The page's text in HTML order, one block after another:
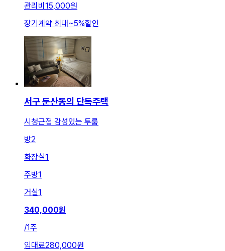
관리비 15,000원
장기계약 최대~5%할인
서구 둔산동의 단독주택
시청근접 감성있는 투룸
방2
화장실1
주방1
거실1
340,000원
/1주
임대료280,000원